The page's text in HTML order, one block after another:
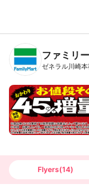
B
n
T
ファミリ
ゼネラル川崎本
Flyers(14)